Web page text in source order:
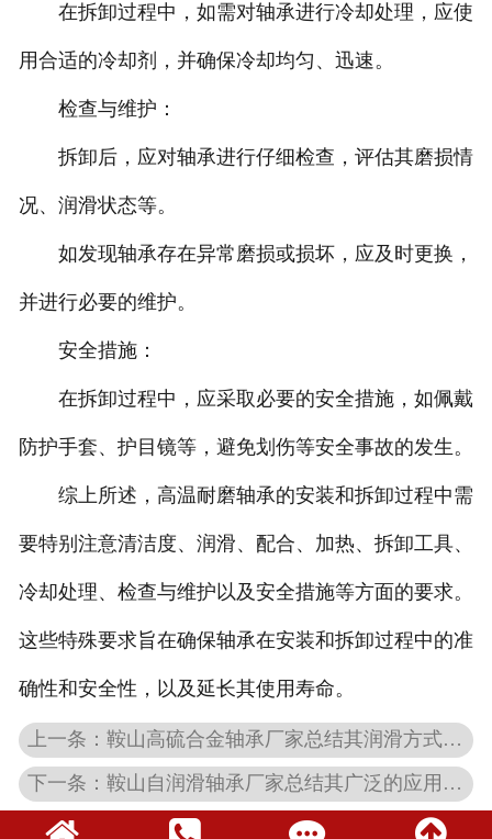
在拆卸过程中，如需对轴承进行冷却处理，应使
用合适的冷却剂，并确保冷却均匀、迅速。
检查与维护：
拆卸后，应对轴承进行仔细检查，评估其磨损情
况、润滑状态等。
如发现轴承存在异常磨损或损坏，应及时更换，
并进行必要的维护。
安全措施：
在拆卸过程中，应采取必要的安全措施，如佩戴
防护手套、护目镜等，避免划伤等安全事故的发生。
综上所述，高温耐磨轴承的安装和拆卸过程中需
要特别注意清洁度、润滑、配合、加热、拆卸工具、
冷却处理、检查与维护以及安全措施等方面的要求。
这些特殊要求旨在确保轴承在安装和拆卸过程中的准
确性和安全性，以及延长其使用寿命。
上一条：鞍山高硫合金轴承厂家总结其润滑方式相关知识
下一条：​鞍山自润滑轴承厂家总结其广泛的应用场景知识